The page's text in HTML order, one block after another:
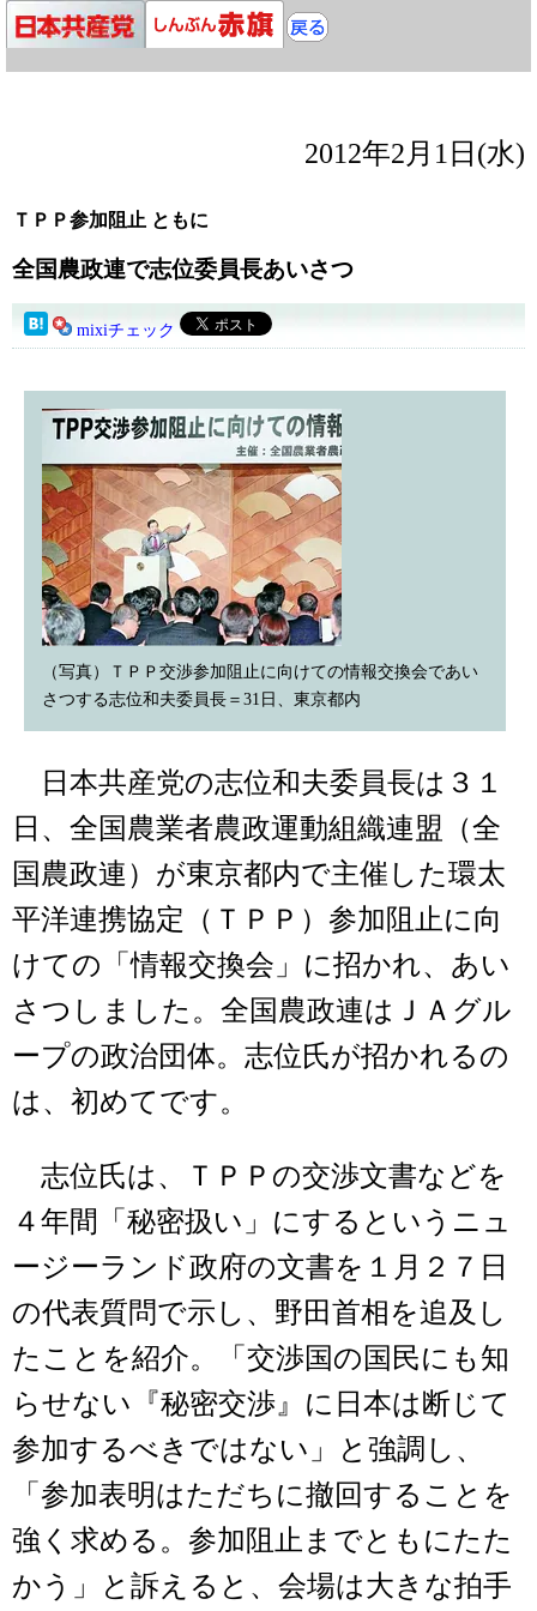
2012年2月1日(水)
ＴＰＰ参加阻止 ともに
全国農政連で志位委員長あいさつ
mixiチェック
（写真）ＴＰＰ交渉参加阻止に向けての情報交換会であい
さつする志位和夫委員長＝31日、東京都内
日本共産党の志位和夫委員長は３１
日、全国農業者農政運動組織連盟（全
国農政連）が東京都内で主催した環太
平洋連携協定（ＴＰＰ）参加阻止に向
けての「情報交換会」に招かれ、あい
さつしました。全国農政連はＪＡグル
ープの政治団体。志位氏が招かれるの
は、初めてです。
志位氏は、ＴＰＰの交渉文書などを
４年間「秘密扱い」にするというニュ
ージーランド政府の文書を１月２７日
の代表質問で示し、野田首相を追及し
たことを紹介。「交渉国の国民にも知
らせない『秘密交渉』に日本は断じて
参加するべきではない」と強調し、
「参加表明はただちに撤回することを
強く求める。参加阻止までともにたた
かう」と訴えると、会場は大きな拍手